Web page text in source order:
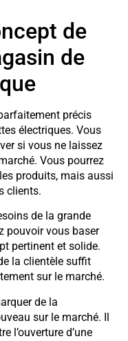
de
de
précis
électriques. Vous
si vous ne laissez
Vous pourrez
produits, mais aussi
clients.
de la grande
pouvoir vous baser
pertinent et solide.
la clientèle suffit
sur le marché.
de la
sur le marché. Il
l’ouverture d’une